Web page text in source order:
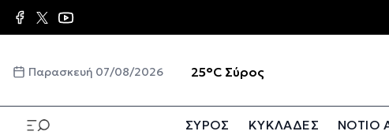
Παράκαμψη
προς
κυρίωςΠαρασκευή 07/08/2026 25°C Σύρος
ΣΥΡΟΣ ΚΥΚΛΑΔΕΣ ΝΟΤΙΟ